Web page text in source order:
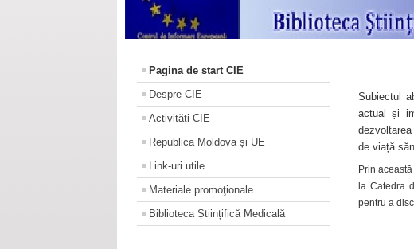
Pagina de start CIE
Despre CIE
Activități CIE
Republica Moldova și UE
Link-uri utile
Materiale promoţionale
Biblioteca Științifică Medicală
Subiectul
actual și
de viață
Prin
la Catedra
pentru a